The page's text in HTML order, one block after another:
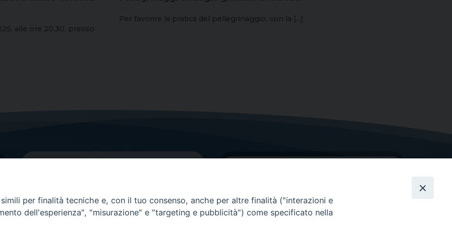
alle ore 20,30, presso
Per favorire la pratica del pellegrinaggio, con la [...]
Contatti principali
per finalità tecniche e, con il tuo consenso, anche per altre finalità ("interazioni e
dell'esperienza", "misurazione" e "targeting e pubblicità") come specificato nella